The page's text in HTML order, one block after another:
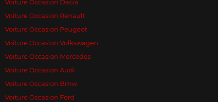
Voiture Occasion Dacia
Voiture Occasion Renault
Voiture Occasion Peugeot
Voiture Occasion Volkswagen
Voiture Occasion Mercedes
Voiture Occasion Audi
Voiture Occasion Bmw
Voiture Occasion Ford